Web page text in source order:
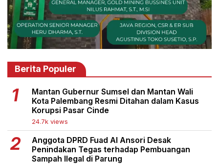
Berita Populer
Mantan Gubernur Sumsel dan Mantan Wali
Kota Palembang Resmi Ditahan dalam Kasus
Korupsi Pasar Cinde
24.7k views
Anggota DPRD Fuad Al Ansori Desak
Penindakan Tegas terhadap Pembuangan
Sampah Ilegal di Parung